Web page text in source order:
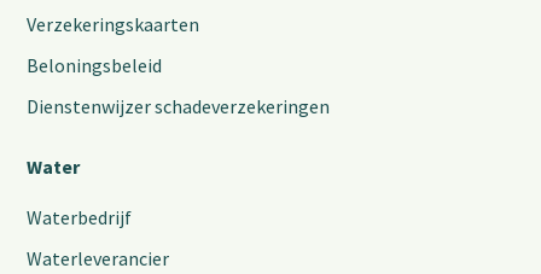
Verzekeringskaarten
Beloningsbeleid
Dienstenwijzer schadeverzekeringen
Water
Waterbedrijf
Waterleverancier